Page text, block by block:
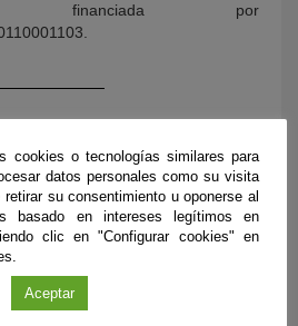
P financiada por
cookies o tecnologías similares para
datos personales como su visita
su consentimiento u oponerse al
basado en intereses legítimos en
clic en "Configurar cookies" en
Aceptar